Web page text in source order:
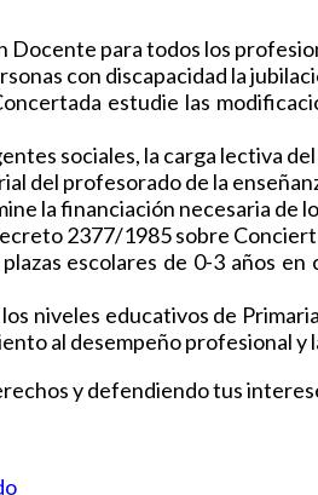
Docente para todos los
con discapacidad la
estudie las
sociales, la carga lectiva
del profesorado de la
la financiación necesaria
2377/1985 sobre
escolares de 0-3 años
niveles educativos de
al desempeño profesional
y defendiendo tus